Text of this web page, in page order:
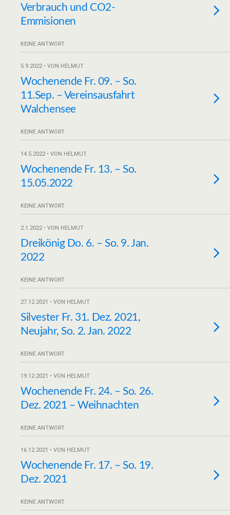
Verbrauch und CO2-
Emmisionen
KEINE ANTWORT
5.9.2022 • VON HELMUT
Wochenende Fr. 09. – So.
11.Sep. – Vereinsausfahrt
Walchensee
KEINE ANTWORT
14.5.2022 • VON HELMUT
Wochenende Fr. 13. – So.
15.05.2022
KEINE ANTWORT
2.1.2022 • VON HELMUT
Dreikönig Do. 6. – So. 9. Jan.
2022
KEINE ANTWORT
27.12.2021 • VON HELMUT
Silvester Fr. 31. Dez. 2021,
Neujahr, So. 2. Jan. 2022
KEINE ANTWORT
19.12.2021 • VON HELMUT
Wochenende Fr. 24. – So. 26.
Dez. 2021 – Weihnachten
KEINE ANTWORT
16.12.2021 • VON HELMUT
Wochenende Fr. 17. – So. 19.
Dez. 2021
KEINE ANTWORT